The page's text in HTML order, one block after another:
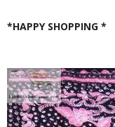
*HAPPY SHOPPING *